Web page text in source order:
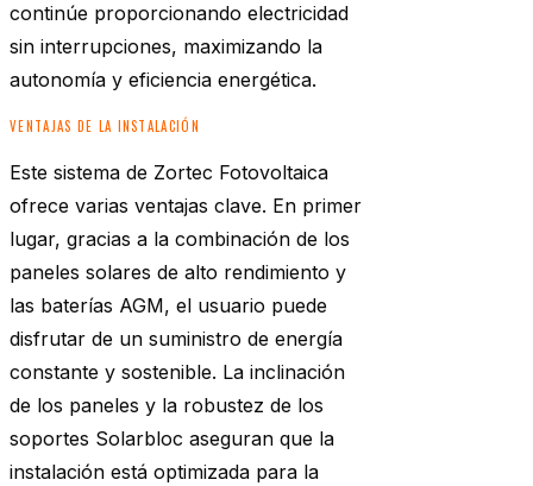
continúe proporcionando electricidad
sin interrupciones, maximizando la
autonomía y eficiencia energética.
VENTAJAS DE LA INSTALACIÓN
Este sistema de Zortec Fotovoltaica
ofrece varias ventajas clave. En primer
lugar, gracias a la combinación de los
paneles solares de alto rendimiento y
las baterías AGM, el usuario puede
disfrutar de un suministro de energía
constante y sostenible. La inclinación
de los paneles y la robustez de los
soportes Solarbloc aseguran que la
instalación está optimizada para la